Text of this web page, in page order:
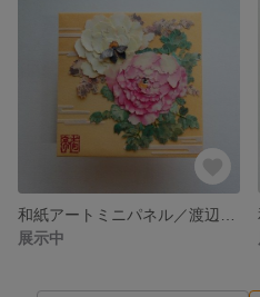
展示中